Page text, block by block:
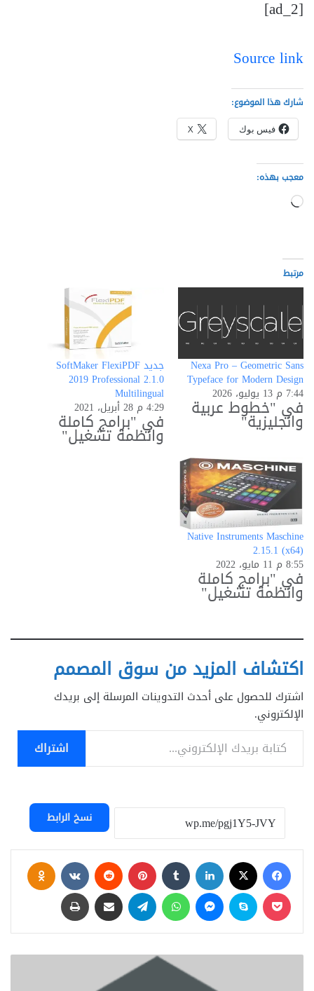
[ad_2]
Source link
شارك هذا الموضوع:
فيس بوك X
معجب بهذه:
ر
ي
ا
ل
ح
م
ي
…
مرتبط
Nexa Pro – Geometric Sans
Typeface for Modern Design
7:44 م 13 يوليو، 2026
في "خطوط عربية
وانجليزية"
جديد SoftMaker FlexiPDF
2019 Professional 2.1.0
Multilingual
4:29 م 28 أبريل، 2021
في "برامج كاملة
وانظمة تشغيل"
Native Instruments Maschine
2.15.1 (x64)
8:55 م 11 مايو، 2022
في "برامج كاملة
وانظمة تشغيل"
اكتشاف المزيد من سوق المصمم
اشترك للحصول على أحدث التدوينات المرسلة إلى بريدك
الإلكتروني.
كتابة بريدك الإلكتروني...
اشتراك
نسخ الرابط